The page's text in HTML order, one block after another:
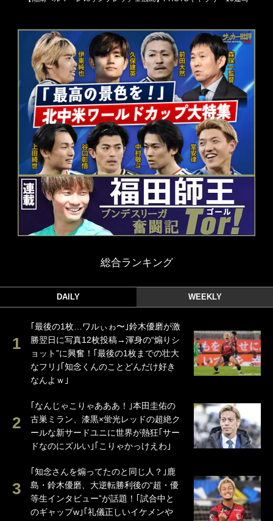
総合ランキング
DAILY WEEKLY
｢最後の1枚…ワルぃゎ〜｣鈴木優磨が激
勝翌日に写真12枚投稿→渾身の“煽りシ
ョット”に興奮！｢最後の1枚までの壮大
なフリ｣｢知念くんのことどんだけ好き
なんよｗ｣
｢なんじゃこりゃあああ！｣本田圭佑の
古巣ミラン、漆黒×蛍光レッドの超絶ク
ールな新サードユニに世界が熱狂｢サー
ドなのにズルい｣｢こりゃかっけえわ｣
｢知念さんを煽ってたのと同じ人？｣鹿
島・鈴木優磨、大逆転勝利後の“超・優
等生インタビュー”が話題！｢試合中と
のギャップw｣｢礼儀正しいイケメンや